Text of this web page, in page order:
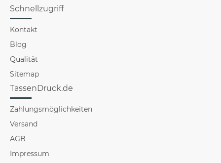
Schnellzugriff
Kontakt
Blog
Qualität
Sitemap
TassenDruck.de
Zahlungsmöglichkeiten
Versand
AGB
Impressum